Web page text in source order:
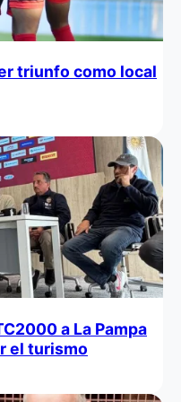
triunfo como local
a La Pampa
el turismo